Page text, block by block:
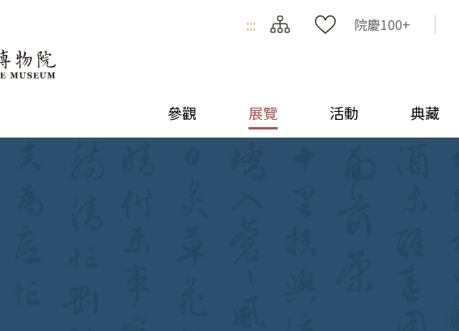
::: 院慶100+
參觀 展覽 活動 典藏